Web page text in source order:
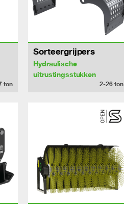
ton
Sorteergrijpers
Hydraulische
uitrustingsstukken
2-26ton